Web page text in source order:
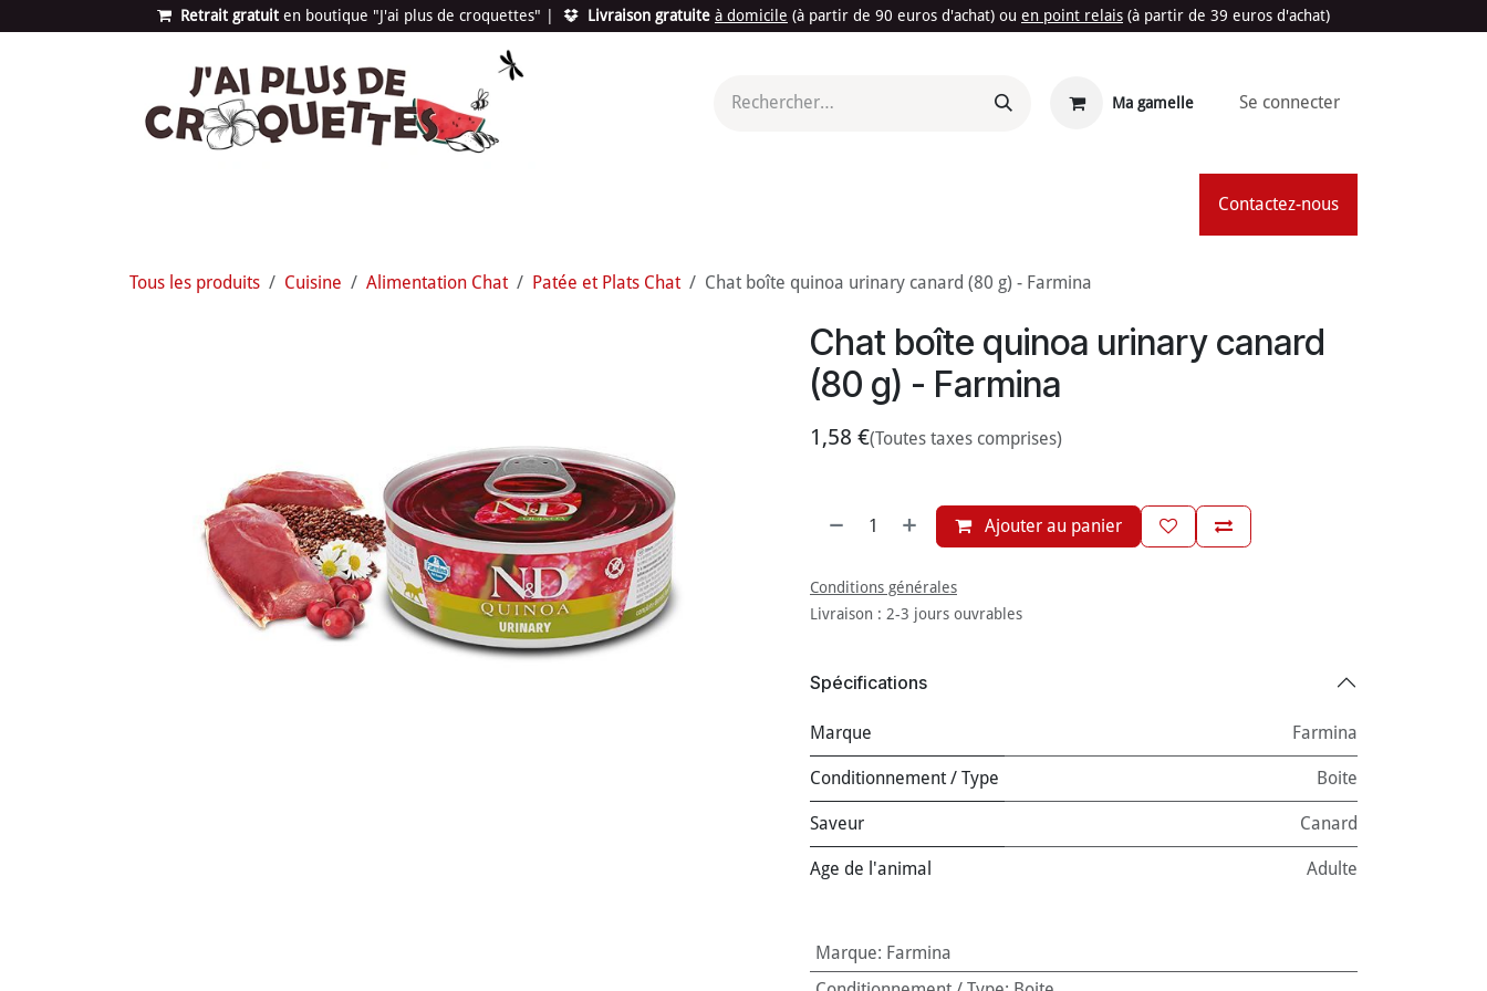
Se rendre au contenu Retrait gratuit en bou​​​​​​tique "J'ai plus de croquettes" Livraison gratuite à domicile (à partir de 90 euros d'achat) ou en point relais (à partir de 39 euros d'achat)
Ma gamelle Se connecter
Contactez-nous
Tous les produits Cuisine Alimentation Chat Patée et Plats Chat Chat boîte quinoa urinary canard (80 g) - Farmina
Chat boîte quinoa urinary canard
(80 g) - Farmina
1,58 €(Toutes taxes comprises)
Ajouter au panier
Conditions générales
Livraison : 2-3 jours ouvrables
Spécifications
Marque Farmina
Conditionnement / Type Boite
Saveur Canard
Age de l'animal Adulte
Marque: Farmina